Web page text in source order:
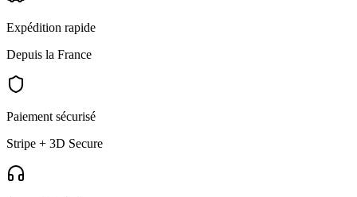
Expédition rapide
Depuis la France
Paiement sécurisé
Stripe + 3D Secure